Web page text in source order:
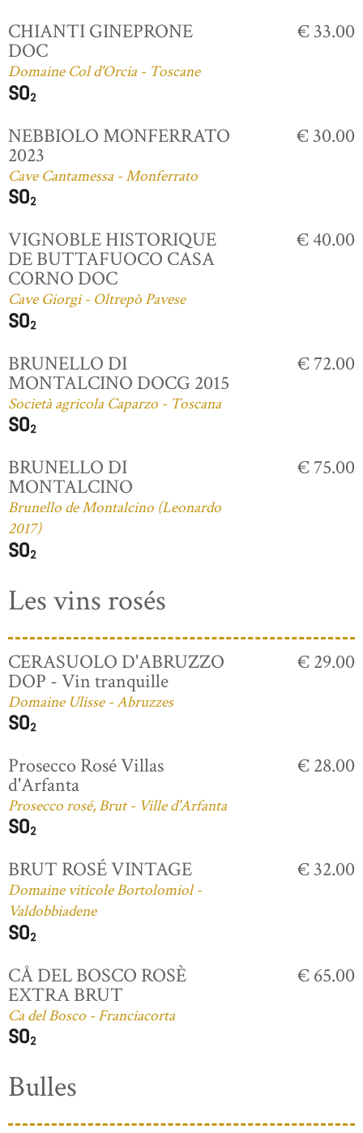
CHIANTI GINEPRONE
DOC
Domaine Col d'Orcia - Toscane
€ 33.00
NEBBIOLO MONFERRATO
2023
Cave Cantamessa - Monferrato
€ 30.00
VIGNOBLE HISTORIQUE
DE BUTTAFUOCO CASA
CORNO DOC
Cave Giorgi - Oltrepò Pavese
€ 40.00
BRUNELLO DI
MONTALCINO DOCG 2015
Società agricola Caparzo - Toscana
€ 72.00
BRUNELLO DI
MONTALCINO
Brunello de Montalcino (Leonardo
2017)
€ 75.00
Les vins rosés
CERASUOLO D'ABRUZZO
DOP - Vin tranquille
Domaine Ulisse - Abruzzes
€ 29.00
Prosecco Rosé Villas
d'Arfanta
Prosecco rosé, Brut - Ville d'Arfanta
€ 28.00
BRUT ROSÉ VINTAGE
Domaine viticole Bortolomiol -
Valdobbiadene
€ 32.00
CÅ DEL BOSCO ROSÈ
EXTRA BRUT
Ca del Bosco - Franciacorta
€ 65.00
Bulles